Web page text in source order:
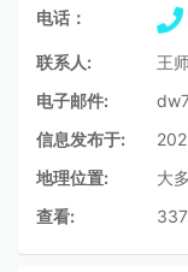
电话：
联系人:
王
电子邮件:
信息发布于:
地理位置:
大
查看:
337